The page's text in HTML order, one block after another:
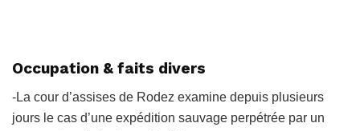
Occupation & faits divers
-La cour d’assises de Rodez examine depuis plusieurs
jours le cas d’une expédition sauvage perpétrée par un